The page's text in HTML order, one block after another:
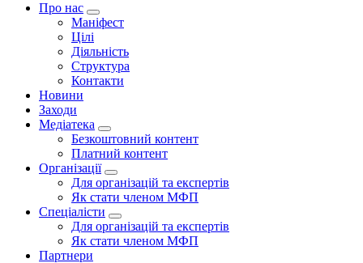
Про нас
Маніфест
Цілі
Діяльність
Структура
Контакти
Новини
Заходи
Медіатека
Безкоштовний контент
Платний контент
Організації
Для організацій та експертів
Як стати членом МФП
Спеціалісти
Для організацій та експертів
Як стати членом МФП
Партнери